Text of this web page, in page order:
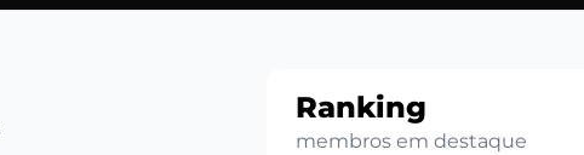
Ranking
membros em destaque